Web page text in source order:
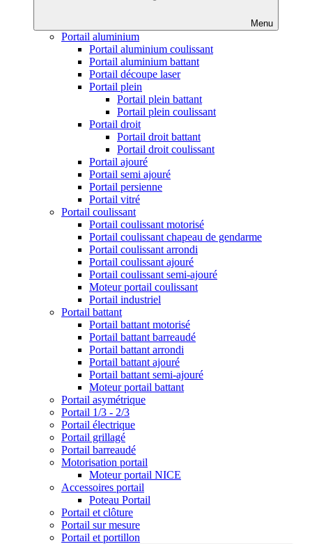
Menu
Portail aluminium
Portail aluminium coulissant
Portail aluminium battant
Portail découpe laser
Portail plein
Portail plein battant
Portail plein coulissant
Portail droit
Portail droit battant
Portail droit coulissant
Portail ajouré
Portail semi ajouré
Portail persienne
Portail vitré
Portail coulissant
Portail coulissant motorisé
Portail coulissant chapeau de gendarme
Portail coulissant arrondi
Portail coulissant ajouré
Portail coulissant semi-ajouré
Moteur portail coulissant
Portail industriel
Portail battant
Portail battant motorisé
Portail battant barreaudé
Portail battant arrondi
Portail battant ajouré
Portail battant semi-ajouré
Moteur portail battant
Portail asymétrique
Portail 1/3 - 2/3
Portail électrique
Portail grillagé
Portail barreaudé
Motorisation portail
Moteur portail NICE
Accessoires portail
Poteau Portail
Portail et clôture
Portail sur mesure
Portail et portillon